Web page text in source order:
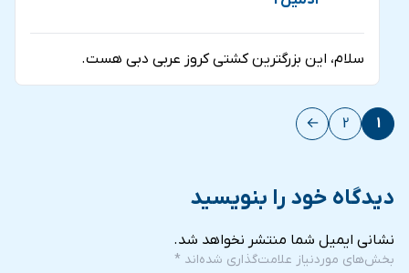
سلام، این بزرگترین کشتی کروز عربی دبی هست.
1
2
←
دیدگاه خود را بنویسید
نشانی ایمیل شما منتشر نخواهد شد.
بخش‌های موردنیاز علامت‌گذاری شده‌اند *